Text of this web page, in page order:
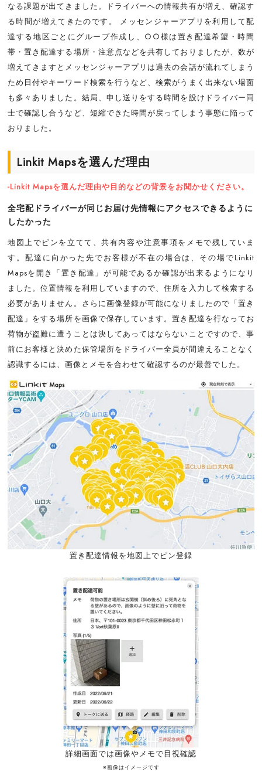
なる課題が出てきました。ドライバーへの情報共有が増え、確認す
る時間が増えてきたのです。 メッセンジャーアプリを利用して配
達する地区ごとにグループ作成し、○○様は置き配達希望・時間
帯・置き配達する場所・注意点などを共有しておりましたが、数が
増えてきますとメッセンジャーアプリは過去の会話が流れてしまう
ため日付やキーワード検索を行うなど、検索がうまく出来ない場面
も多々ありました。結局、申し送りをする時間を設けドライバー同
士で確認し合うなど、短縮できた時間が戻ってしまう事態に陥って
おりました。
Linkit Mapsを選んだ理由
-Linkit Mapsを選んだ理由や目的などの背景をお聞かせください。
全宅配ドライバーが同じお届け先情報にアクセスできるように
したかった
地図上でピンを立てて、共有内容や注意事項をメモで残していま
す。配達に向かった先でお客様が不在の場合は、その場でLinkit
Mapsを開き「置き配達」が可能であるか確認が出来るようになり
ました。位置情報を利用していますので、住所を入力して検索する
必要がありません。さらに画像登録が可能になりましたので「置き
配達」をする場所を画像で保存しています。置き配達を行なってお
荷物が盗難に遭うことは決してあってはならないことですので、事
前にお客様と決めた保管場所をドライバー全員が間違えることなく
認識するには、画像とメモを合わせて確認するのが最善でした。
置き配達情報を地図上でピン登録
詳細画面では画像やメモで目視確認
※画像はイメージです